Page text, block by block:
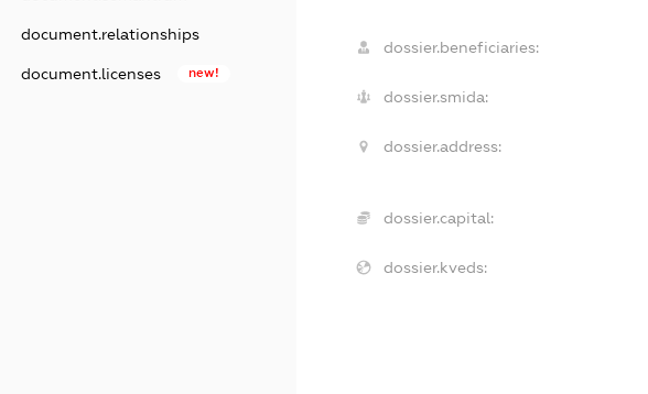
document.relationships
document.licenses new!
dossier.beneficiaries:
dossier.smida:
dossier.address:
dossier.capital:
dossier.kveds: